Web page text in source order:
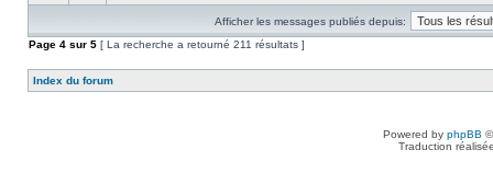
Afficher les messages publiés depuis:
Page 4 sur 5 [ La recherche a retourné 211 résultats ]
Index du forum
Powered by phpBB
Traduction